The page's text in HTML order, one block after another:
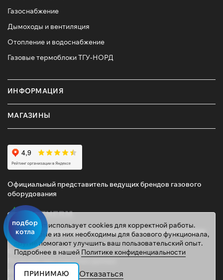
подбор
котла
Газоснабжение
Дымоходы и вентиляция
Отопление и водоснабжение
Газовые термоблоки ТГУ-НОРД
ИНФОРМАЦИЯ
МАГАЗИНЫ
Официальный представитель ведущих брендов газового
оборудования
© 2026 ТД «ГАЗОВИК»
Политика персональных данных
gazovik55@inbox.ru
Этот сайт использует cookies для корректной работы.
Некоторые из них необходимы для базового функционала,
другие помогают улучшить ваш пользовательский опыт.
Подробнее в нашей Политике конфиденциальности
ПРИНИМАЮ Отказаться